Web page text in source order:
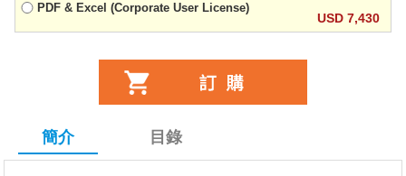
PDF & Excel (Corporate User License)
USD 7,430
簡介 目錄